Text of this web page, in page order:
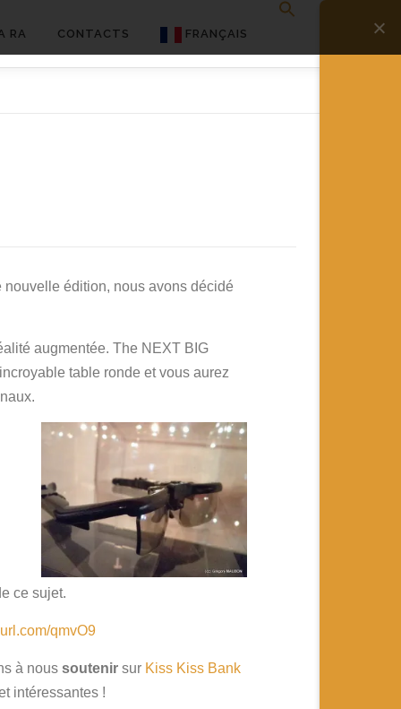
RA CONTACTS FRANÇAIS
Español
nouvelle édition, nous avons décidé
augmentée. The NEXT BIG
table ronde et vous aurez
ce sujet.
qmvO9
à nous soutenir sur Kiss Kiss Bank
intéressantes !